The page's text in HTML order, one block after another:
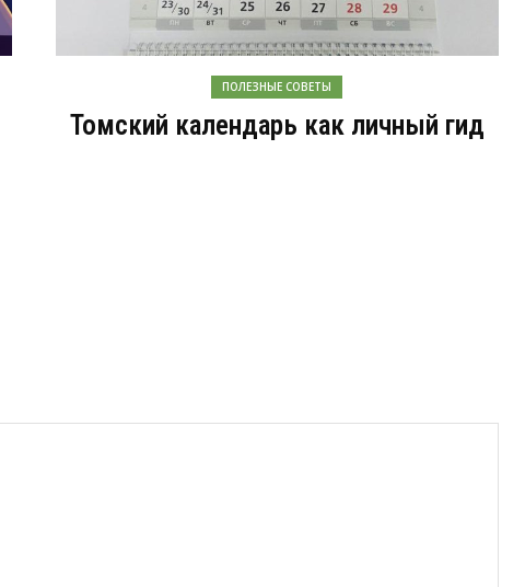
ПОЛЕЗНЫЕ СОВЕТЫ
Томский календарь как личный гид